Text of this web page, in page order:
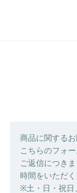
商品に関する
こちらのフォ
ご返信につき
時間をいただく
※土・日・祝日